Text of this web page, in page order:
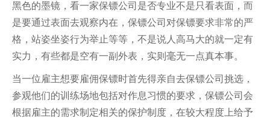
黑色的墨镜，看一家保镖公司是否专业不是只看表面，而
是要通过表面去观察内在，保镖公司对保镖要求非常的严
格，站姿坐姿行为举止等等，不是说人高马大的就一定有
实力，有些都是空有一副外表，实则毫无一点真本事。
当一位雇主想要雇佣保镖时首先得亲自去保镖公司挑选，
参观他们的训练场地包括对作息习惯的要求，保镖公司会
根据雇主的需求制定相关的保护制度，在较大程度上给予